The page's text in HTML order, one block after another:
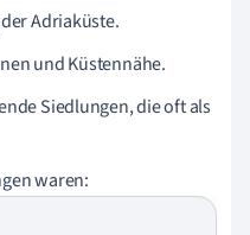
Adriaküste.
und Küstennähe.
Siedlungen, die oft als
waren: